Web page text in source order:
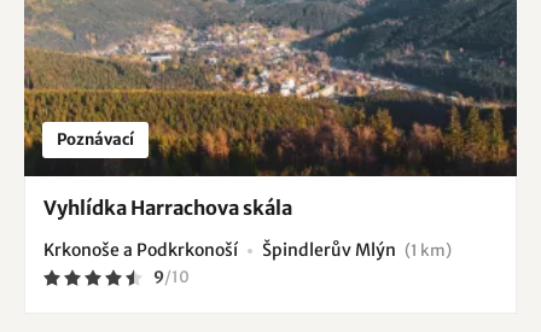
Poznávací
Vyhlídka Harrachova skála
Krkonoše a Podkrkonoší Špindlerův Mlýn (1 km)
9/10